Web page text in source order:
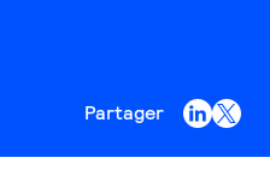
Partager